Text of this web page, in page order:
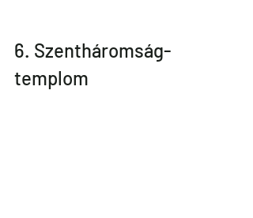
6. Szentháromság-
templom